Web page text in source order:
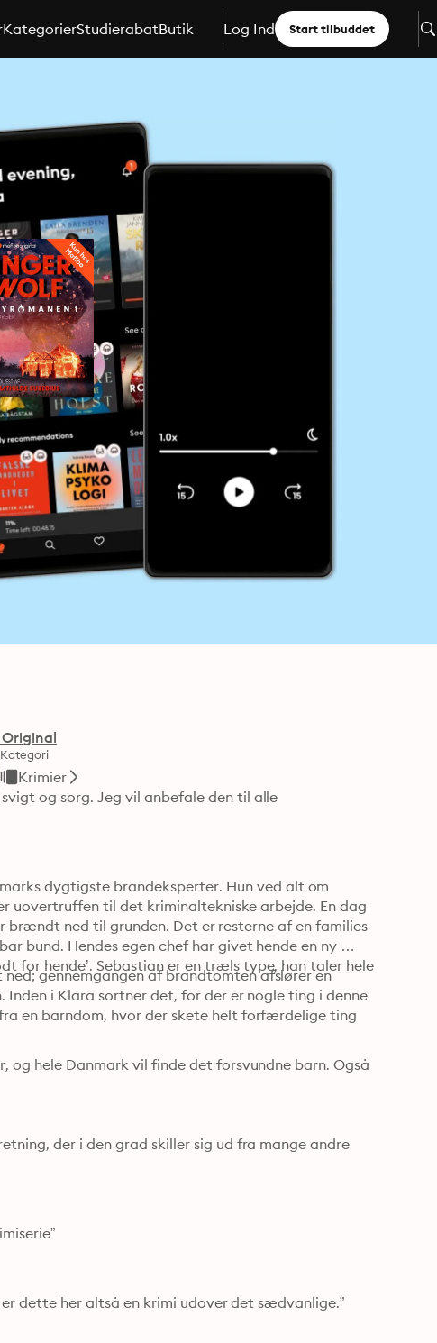
KategorierStudierabatButik Log Ind Start tilbuddet
Kategori
Krimier
og sorg. Jeg vil anbefale den til alle
dygtigste brandeksperter. Hun ved alt om
uovertruffen til det kriminaltekniske arbejde. En dag
brændt ned til grunden. Det er resterne af en families
bund. Hendes egen chef har givet hende en ny
for hende’. Sebastian er en træls type, han taler hele
gennemgangen af brandtomten afslører en
i Klara sortner det, for der er nogle ting i denne
en barndom, hvor der skete helt forfærdelige ting
og hele Danmark vil finde det forsvundne barn. Også
der i den grad skiller sig ud fra mange andre
dette her altså en krimi udover det sædvanlige.”